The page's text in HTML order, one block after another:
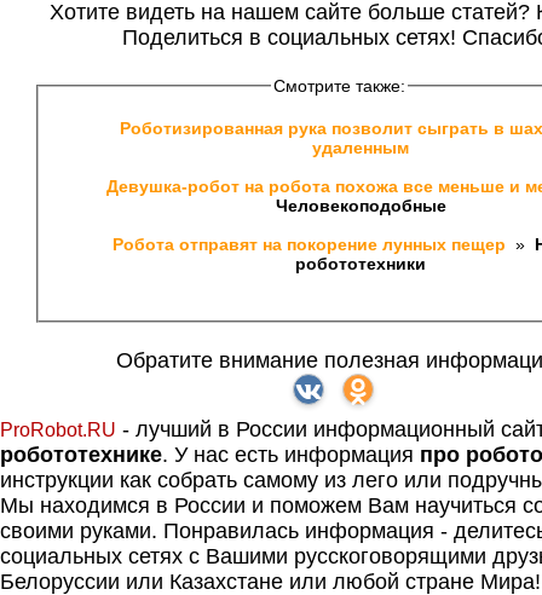
Хотите видеть на нашем сайте больше статей?
Поделиться в социальных сетях!
Смотрите также:
Роботизированная рука позволит сыграть в
удаленным
Девушка-робот на робота похожа все меньше и
Человекоподобные
Робота отправят на покорение лунных пещер »
робототехники
Обратите внимание полезная
ProRobot.RU - лучший в России информационный
робототехнике. У нас есть информация про
инструкции как собрать самому из лего или
Мы находимся в России и поможем Вам научиться
своими руками. Понравилась информация -
социальных сетях с Вашими русскоговорящими
Белоруссии или Казахстане или любой стране Мира!